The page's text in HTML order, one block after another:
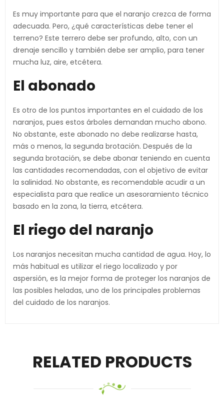
Es muy importante para que el naranjo crezca de forma
adecuada. Pero, ¿qué características debe tener el
terreno? Este terrero debe ser profundo, alto, con un
drenaje sencillo y también debe ser amplio, para tener
mucha luz, aire, etcétera.
El abonado
Es otro de los puntos importantes en el cuidado de los
naranjos, pues estos árboles demandan mucho abono.
No obstante, este abonado no debe realizarse hasta,
más o menos, la segunda brotación. Después de la
segunda brotación, se debe abonar teniendo en cuenta
las cantidades recomendadas, con el objetivo de evitar
la salinidad. No obstante, es recomendable acudir a un
especialista para que realice un asesoramiento técnico
basado en la zona, la tierra, etcétera.
El riego del naranjo
Los naranjos necesitan mucha cantidad de agua. Hoy, lo
más habitual es utilizar el riego localizado y por
aspersión, es la mejor forma de proteger los naranjos de
las posibles heladas, uno de los principales problemas
del cuidado de los naranjos.
RELATED PRODUCTS